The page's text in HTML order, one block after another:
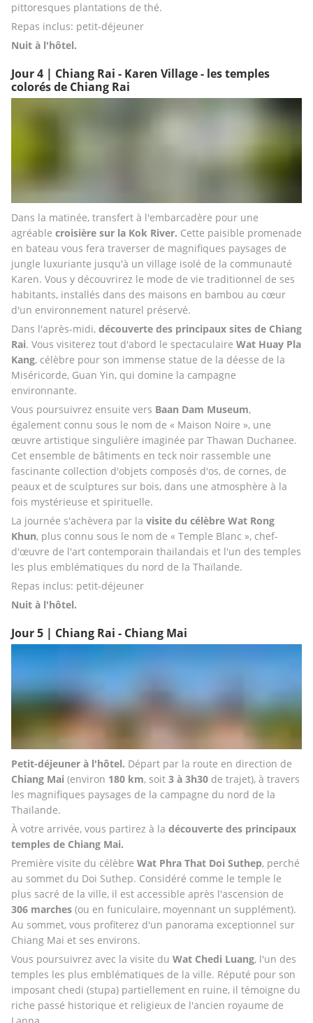
pittoresques plantations de thé.
Repas inclus: petit-déjeuner
Nuit à l'hôtel.
Jour 4 | Chiang Rai - Karen Village - les temples
colorés de Chiang Rai
Dans la matinée, transfert à l'embarcadère pour une
agréable croisière sur la Kok River. Cette paisible promenade
en bateau vous fera traverser de magnifiques paysages de
jungle luxuriante jusqu'à un village isolé de la communauté
Karen. Vous y découvrirez le mode de vie traditionnel de ses
habitants, installés dans des maisons en bambou au cœur
d'un environnement naturel préservé.
Dans l'après-midi, découverte des principaux sites de Chiang
Rai. Vous visiterez tout d'abord le spectaculaire Wat Huay Pla
Kang, célèbre pour son immense statue de la déesse de la
Miséricorde, Guan Yin, qui domine la campagne
environnante.
Vous poursuivrez ensuite vers Baan Dam Museum,
également connu sous le nom de « Maison Noire », une
œuvre artistique singulière imaginée par Thawan Duchanee.
Cet ensemble de bâtiments en teck noir rassemble une
fascinante collection d'objets composés d'os, de cornes, de
peaux et de sculptures sur bois, dans une atmosphère à la
fois mystérieuse et spirituelle.
La journée s'achèvera par la visite du célèbre Wat Rong
Khun, plus connu sous le nom de « Temple Blanc », chef-
d'œuvre de l'art contemporain thaïlandais et l'un des temples
les plus emblématiques du nord de la Thaïlande.
Repas inclus: petit-déjeuner
Nuit à l'hôtel.
Jour 5 | Chiang Rai - Chiang Mai
Petit-déjeuner à l'hôtel.
Chiang Mai (environ 180 km, soit 3 à 3h30 de trajet), à travers
les magnifiques paysages de la campagne du nord de la
Thaïlande.
À votre arrivée, vous partirez à la découverte des principaux
temples de Chiang Mai.
Première visite du célèbre Wat Phra That Doi Suthep, perché
au sommet du Doi Suthep. Considéré comme le temple le
306 marches (ou en funiculaire, moyennant un supplément).
Au sommet, vous profiterez d'un panorama exceptionnel sur
Chiang Mai et ses environs.
Vous poursuivrez avec la visite du Wat Chedi Luang, l'un des
temples les plus emblématiques de la ville. Réputé pour son
imposant chedi (stupa) partiellement en ruine, il témoigne du
riche passé historique et religieux de l'ancien royaume de